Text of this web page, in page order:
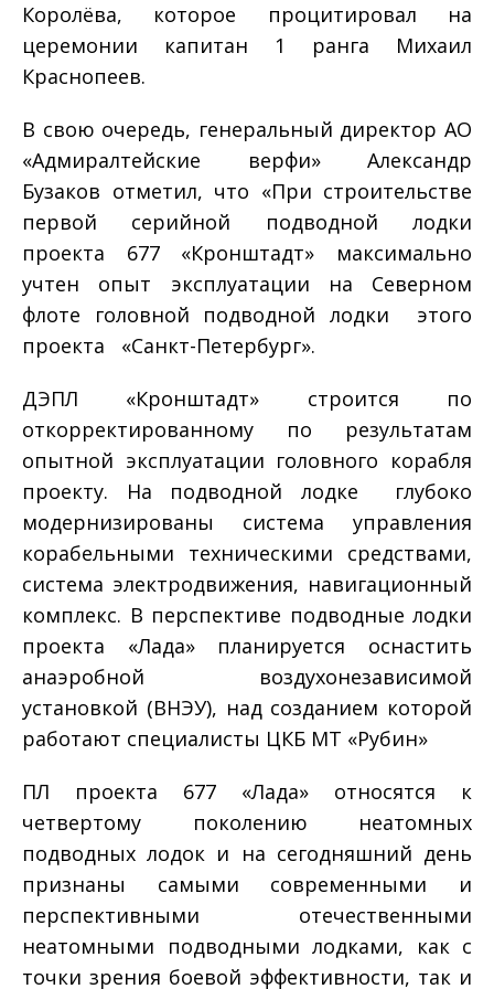
Королёва, которое процитировал на
церемонии капитан 1 ранга Михаил
Краснопеев.
В свою очередь, генеральный директор АО
«Адмиралтейские верфи» Александр
Бузаков отметил, что «При строительстве
первой серийной подводной лодки
проекта 677 «Кронштадт» максимально
учтен опыт эксплуатации на Северном
флоте головной подводной лодки этого
проекта «Санкт-Петербург».
ДЭПЛ «Кронштадт» строится по
откорректированному по результатам
опытной эксплуатации головного корабля
проекту. На подводной лодке глубоко
модернизированы система управления
корабельными техническими средствами,
система электродвижения, навигационный
комплекс. В перспективе подводные лодки
проекта «Лада» планируется оснастить
анаэробной воздухонезависимой
установкой (ВНЭУ), над созданием которой
работают специалисты ЦКБ МТ «Рубин»
ПЛ проекта 677 «Лада» относятся к
четвертому поколению неатомных
подводных лодок и на сегодняшний день
признаны самыми современными и
перспективными отечественными
неатомными подводными лодками, как с
точки зрения боевой эффективности, так и